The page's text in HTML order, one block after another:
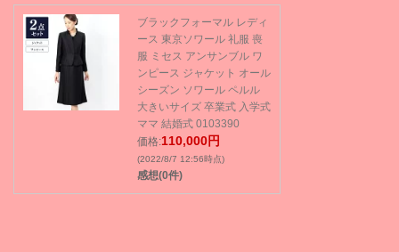
ブラックフォーマル レディ
ース 東京ソワール 礼服 喪
服 ミセス アンサンブル ワ
ンピース ジャケット オール
シーズン ソワール ペルル
大きいサイズ 卒業式 入学式
ママ 結婚式 0103390
価格:110,000円
(2022/8/7 12:56時点)
感想(0件)